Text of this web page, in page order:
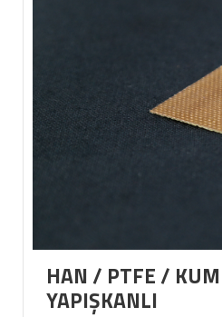
HAN / PTFE /
YAPIŞKANLI